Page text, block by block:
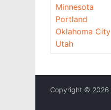
Minnesota
Portland
Oklahoma City
Utah
Copyright © 2026